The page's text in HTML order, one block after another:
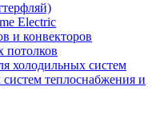
Electric
и конвекторов
потолков
холодильных систем
теплоснабжения и